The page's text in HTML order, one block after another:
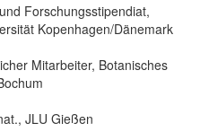
Forschungsstipendiat,
Kopenhagen/Dänemark
Mitarbeiter, Botanisches
JLU Gießen